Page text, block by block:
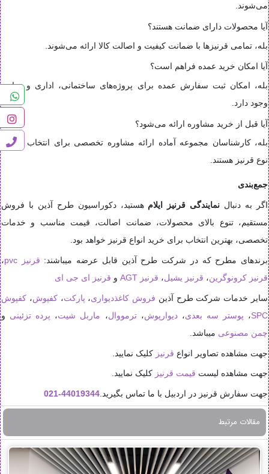
می‌شوند.
آیا محصولات دارای ضمانت هستند؟
بله، تمامی قرنیزها با ضمانت کیفیت و اصالت کالا ارائه می‌شوند.
آیا امکان خرید عمده فراهم است؟
بله، امکان ثبت سفارش عمده برای پروژه‌های ساختمانی، اداری و تجاری
وجود دارد.
آیا قبل از خرید مشاوره ارائه می‌شود؟
بله، کارشناسان مجموعه آماده ارائه مشاوره تخصصی برای انتخاب بهترین
نوع قرنیز هستند.
جمع‌بندی
اگر به دنبال نمایندگی قرنیز ایلام هستید، دکوراسیون طرح آذین با فروش
مستقیم، تنوع بالای محصولات، ضمانت اصالت، قیمت مناسب و خدمات
تخصصی، بهترین انتخاب برای خرید انواع قرنیز خواهد بود.
برندهای مطرح که در شرکت طرح آذین قابل عرضه میباشند: قرنیز pvc
،
قرنیز کرونوگرین، قرنیز یشیل، قرنیز AGT و قرنیز ای جی ای
سایر خدمات شرکت طرح آذین فروش کاغذدیواری، پارکت،کفپوش، کفپوش
SPC، پوستر سه بعدی،دیوارپوش،ترمووال، ماربل شیت، پرده تزئینی و
چمن مصنوعی میباشد.
جهت مشاهده تصاویر انواع قرنیز کلیک نمایید.
جهت مشاهده لیست قیمت قرنیز کلیک نمایید.
جهت سفارش قرنیز در اردبیل با ما تماس بگیرید.44019344-021
مقالات مرتبط